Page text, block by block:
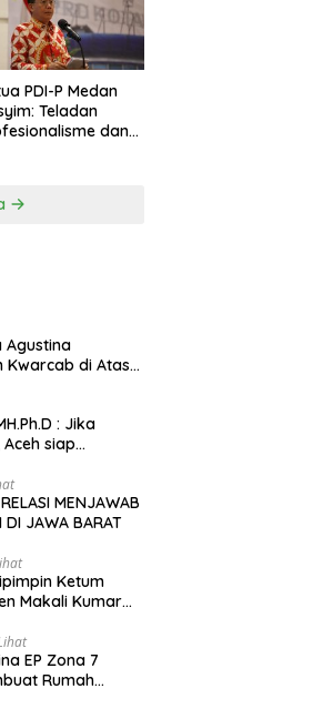
PDI-P Medan
Teladan
dan
Agustina
Kwarcab di Atas
: Jika
siap
MENJAWAB
DI JAWA BARAT
Ketum
Makali Kumar
EP Zona 7
Rumah